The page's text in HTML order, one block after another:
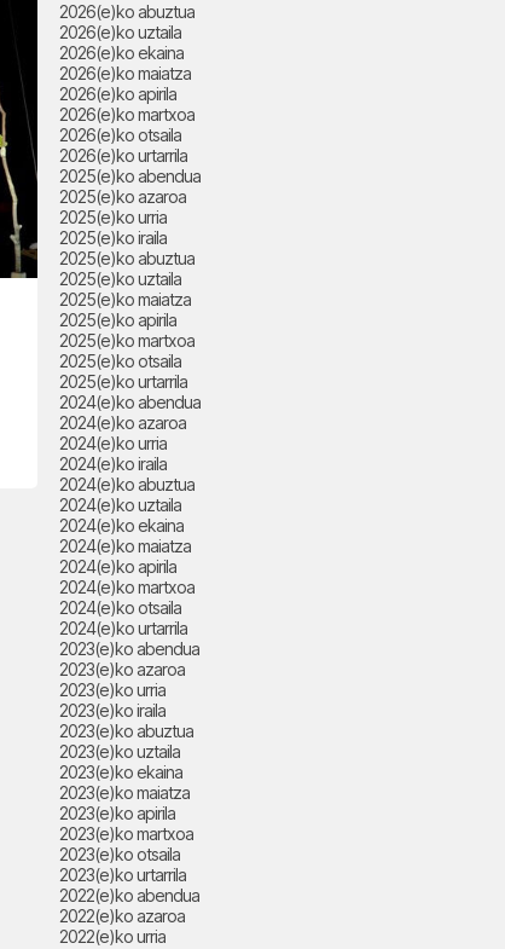
2026(e)ko abuztua
2026(e)ko uztaila
2026(e)ko ekaina
2026(e)ko maiatza
2026(e)ko apirila
2026(e)ko martxoa
2026(e)ko otsaila
2026(e)ko urtarrila
2025(e)ko abendua
2025(e)ko azaroa
2025(e)ko urria
2025(e)ko iraila
2025(e)ko abuztua
2025(e)ko uztaila
2025(e)ko maiatza
2025(e)ko apirila
2025(e)ko martxoa
2025(e)ko otsaila
2025(e)ko urtarrila
2024(e)ko abendua
2024(e)ko azaroa
2024(e)ko urria
2024(e)ko iraila
2024(e)ko abuztua
2024(e)ko uztaila
2024(e)ko ekaina
2024(e)ko maiatza
2024(e)ko apirila
2024(e)ko martxoa
2024(e)ko otsaila
2024(e)ko urtarrila
2023(e)ko abendua
2023(e)ko azaroa
2023(e)ko urria
2023(e)ko iraila
2023(e)ko abuztua
2023(e)ko uztaila
2023(e)ko ekaina
2023(e)ko maiatza
2023(e)ko apirila
2023(e)ko martxoa
2023(e)ko otsaila
2023(e)ko urtarrila
2022(e)ko abendua
2022(e)ko azaroa
2022(e)ko urria